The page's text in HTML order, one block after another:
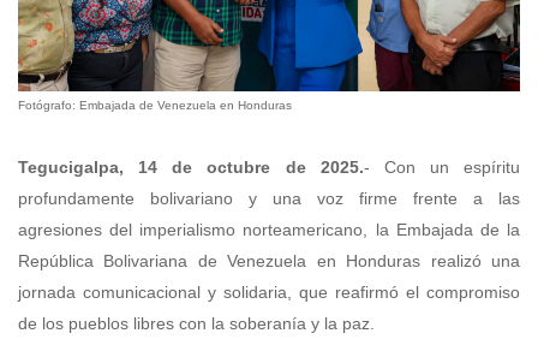
Fotógrafo: Embajada de Venezuela en Honduras
Tegucigalpa, 14 de octubre de 2025.- Con un espíritu
profundamente bolivariano y una voz firme frente a las
agresiones del imperialismo norteamericano, la Embajada de la
República Bolivariana de Venezuela en Honduras realizó una
jornada comunicacional y solidaria, que reafirmó el compromiso
de los pueblos libres con la soberanía y la paz.